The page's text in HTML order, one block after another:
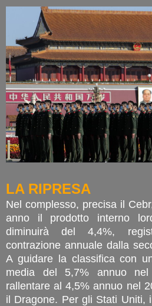
LA RIPRESA
Nel complesso, precisa il
anno il prodotto interno
diminuirà del 4,4%,
contrazione annuale dalla
A guidare la classifica con
media del 5,7% annuo
rallentare al 4,5% annuo nel
il Dragone. Per gli Stati Uniti,